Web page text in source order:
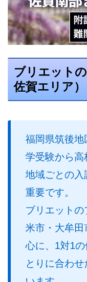
ブリエット
佐賀エリア）
福岡県筑後地
学受験から高
地域ごとの
重要です。
ブリエット
米市・大牟田
心に、1対1
とりに合わ